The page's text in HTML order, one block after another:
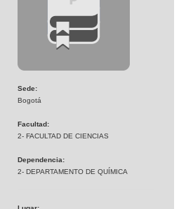
Sede:
Bogotá
Facultad:
2- FACULTAD DE CIENCIAS
Dependencia:
2- DEPARTAMENTO DE QUÍMICA